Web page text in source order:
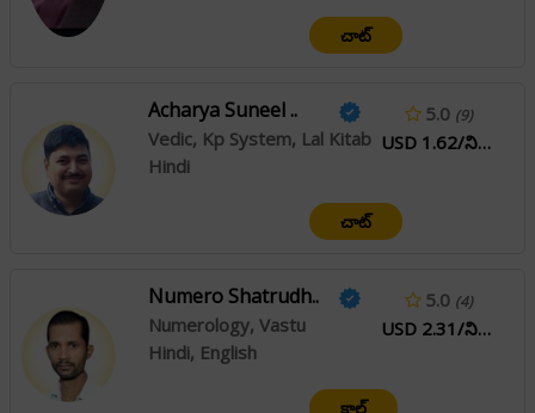
చాట్
Acharya Suneel ..
Vedic, Kp System, Lal Kitab
Hindi
5.0 (9)
USD 1.62/నిమి
చాట్
Numero Shatrudh..
Numerology, Vastu
Hindi, English
5.0 (4)
USD 2.31/నిమి
కాల్